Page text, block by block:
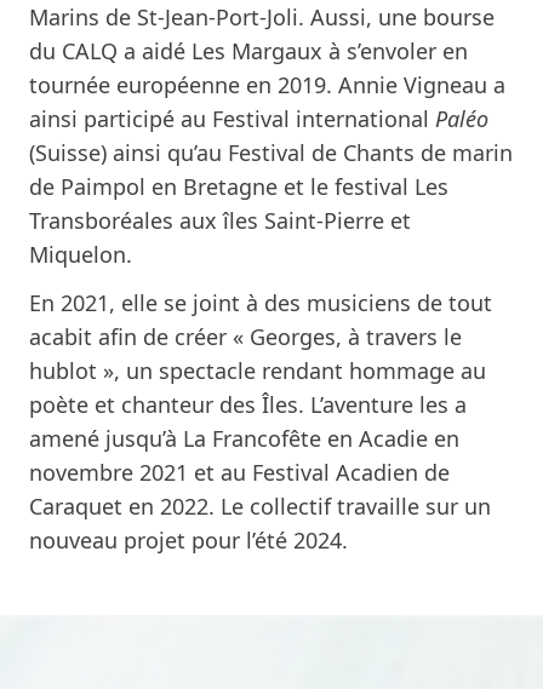
Marins de St-Jean-Port-Joli. Aussi, une bourse
du CALQ a aidé Les Margaux à s’envoler en
tournée européenne en 2019. Annie Vigneau a
ainsi participé au Festival international Paléo
(Suisse) ainsi qu’au Festival de Chants de marin
de Paimpol en Bretagne et le festival Les
Transboréales aux îles Saint-Pierre et
Miquelon.
En 2021, elle se joint à des musiciens de tout
acabit afin de créer « Georges, à travers le
hublot », un spectacle rendant hommage au
poète et chanteur des Îles. L’aventure les a
amené jusqu’à La Francofête en Acadie en
novembre 2021 et au Festival Acadien de
Caraquet en 2022. Le collectif travaille sur un
nouveau projet pour l’été 2024.